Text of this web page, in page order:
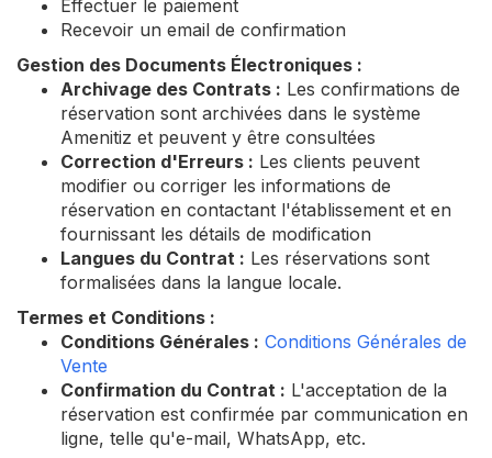
Effectuer le paiement
Recevoir un email de confirmation
Gestion des Documents Électroniques :
Archivage des Contrats : Les confirmations de
réservation sont archivées dans le système
Amenitiz et peuvent y être consultées
Correction d'Erreurs : Les clients peuvent
modifier ou corriger les informations de
réservation en contactant l'établissement et en
fournissant les détails de modification
Langues du Contrat : Les réservations sont
formalisées dans la langue locale.
Termes et Conditions :
Conditions Générales : Conditions Générales de
Vente
Confirmation du Contrat : L'acceptation de la
réservation est confirmée par communication en
ligne, telle qu'e-mail, WhatsApp, etc.